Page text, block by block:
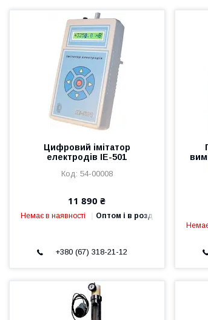
Цифровий імітатор
електродів IE-501
54-00008
11 890 ₴
Немає в наявності Оптом і в роздріб
+380 (67) 318-21-12
Немає